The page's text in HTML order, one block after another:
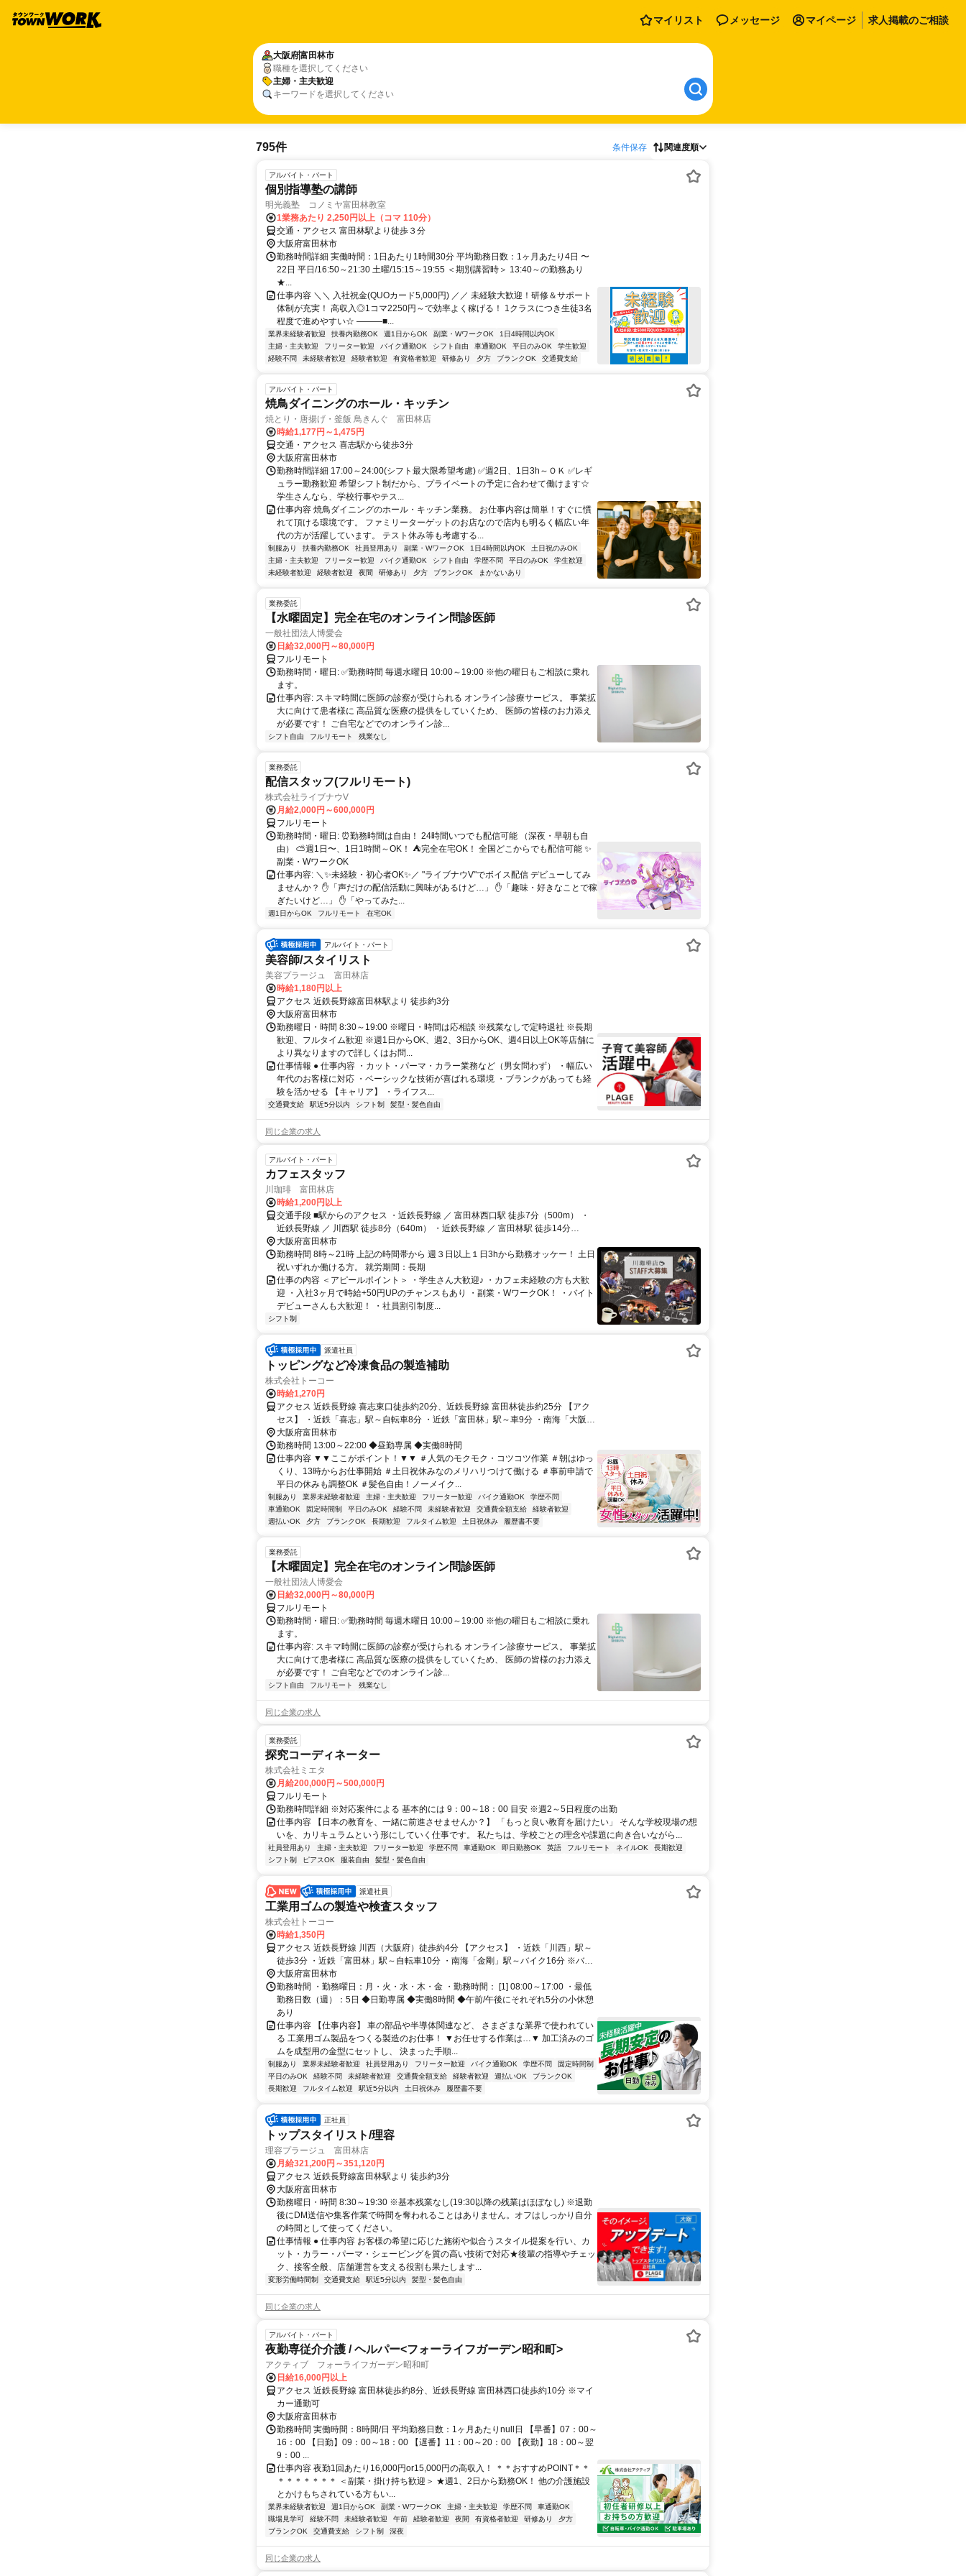
マイリスト メッセージ マイページ 求人掲載のご相談
大阪府富田林市
職種を選択してください
主婦・主夫歓迎
キーワードを選択してください
795件 条件保存 関連度順
アルバイト・パート
個別指導塾の講師
明光義塾 コノミヤ富田林教室
1業務あたり 2,250円以上（コマ 110分）
交通・アクセス 富田林駅より徒歩３分
大阪府富田林市
勤務時間詳細 実働時間：1日あたり1時間30分 平均勤務日数：1ヶ月あたり4日 〜
22日 平日/16:50～21:30 土曜/15:15～19:55 ＜期別講習時＞ 13:40～の勤務あり
★...
仕事内容 ＼＼ 入社祝金(QUOカード5,000円) ／／ 未経験大歓迎！研修＆サポート
体制が充実！ 高収入◎1コマ2250円～で効率よく稼げる！ 1クラスにつき生徒3名
程度で進めやすい☆ ―――■...
業界未経験者歓迎 扶養内勤務OK 週1日からOK 副業・WワークOK
1日4時間以内OK
主婦・主夫歓迎
フリーター歓迎 バイク通勤OK シフト自由 車通勤OK 平日のみOK
学生歓迎
経験不問
未経験者歓迎 経験者歓迎 有資格者歓迎 研修あり 夕方 ブランクOK 交通費支給
アルバイト・パート
焼鳥ダイニングのホール・キッチン
焼とり・唐揚げ・釜飯 鳥きんぐ 富田林店
時給1,177円～1,475円
交通・アクセス 喜志駅から徒歩3分
大阪府富田林市
勤務時間詳細 17:00～24:00(シフト最大限希望考慮) ✅週2日、1日3h～ＯＫ ✅レギ
ュラー勤務歓迎 希望シフト制だから、プライベートの予定に合わせて働けます☆
学生さんなら、学校行事やテス...
仕事内容 焼鳥ダイニングのホール・キッチン業務。 お仕事内容は簡単！すぐに慣
れて頂ける環境です。 ファミリーターゲットのお店なので店内も明るく幅広い年
代の方が活躍しています。 テスト休み等も考慮する...
制服あり 扶養内勤務OK 社員登用あり 副業・WワークOK 1日4時間以内OK
土日祝のみOK
主婦・主夫歓迎
フリーター歓迎 バイク通勤OK シフト自由 学歴不問 平日のみOK
学生歓迎
未経験者歓迎
経験者歓迎 夜間 研修あり 夕方 ブランクOK まかないあり
業務委託
【水曜固定】完全在宅のオンライン問診医師
一般社団法人博愛会
日給32,000円～80,000円
フルリモート
勤務時間・曜日: ✅勤務時間 毎週水曜日 10:00～19:00 ※他の曜日もご相談に乗れ
ます。
仕事内容: スキマ時間に医師の診察が受けられる オンライン診療サービス。 事業拡
大に向けて患者様に 高品質な医療の提供をしていくため、 医師の皆様のお力添え
が必要です！ ご自宅などでのオンライン診...
シフト自由 フルリモート 残業なし
業務委託
配信スタッフ(フルリモート)
株式会社ライブナウV
月給2,000円～600,000円
フルリモート
勤務時間・曜日: ⏰勤務時間は自由！ 24時間いつでも配信可能 （深夜・早朝も自
由） ⛅週1日〜、1日1時間～OK！ ⛺完全在宅OK！ 全国どこからでも配信可能 ✨
副業・WワークOK
仕事内容: ＼✨未経験・初心者OK✨／ "ライブナウV"でボイス配信 デビューしてみ
ませんか？ ✋「声だけの配信活動に興味があるけど…」 ✋「趣味・好きなことで稼
ぎたいけど…」 ✋「やってみた...
週1日からOK フルリモート 在宅OK
アルバイト・パート
美容師/スタイリスト
美容プラージュ 富田林店
時給1,180円以上
アクセス 近鉄長野線富田林駅より 徒歩約3分
大阪府富田林市
勤務曜日・時間 8:30～19:00 ※曜日・時間は応相談 ※残業なしで定時退社 ※長期
歓迎、フルタイム歓迎 ※週1日からOK、週2、3日からOK、週4日以上OK等店舗に
より異なりますので詳しくはお問...
仕事情報 ● 仕事内容 ・カット・パーマ・カラー業務など（男女問わず） ・幅広い
年代のお客様に対応 ・ベーシックな技術が喜ばれる環境 ・ブランクがあっても経
験を活かせる 【キャリア】 ・ライフス...
交通費支給 駅近5分以内 シフト制 髪型・髪色自由
同じ企業の求人
アルバイト・パート
カフェスタッフ
川珈琲 富田林店
時給1,200円以上
交通手段 ■駅からのアクセス ・近鉄長野線 ／ 富田林西口駅 徒歩7分（500m） ・
近鉄長野線 ／ 川西駅 徒歩8分（640m） ・近鉄長野線 ／ 富田林駅 徒歩14分
（1.1km） ■バス停からのアクセス ・富田林市バス レインボーバス 甲田一丁目 徒
歩1分（59m） ・金剛自動車 循環線 甲田 徒歩1分（76m） ・富田林市バス レイン
ボーバス 川西駅筋 徒歩6分（440m） ・金剛自動車 循環線 川西 徒歩7分（490m）
大阪府富田林市
勤務時間 8時～21時 上記の時間帯から 週３日以上１日3hから勤務オッケー！ 土日
祝いずれか働ける方。 就労期間：長期
仕事の内容 ＜アピールポイント＞ ・学生さん大歓迎♪ ・カフェ未経験の方も大歓
迎 ・入社3ヶ月で時給+50円UPのチャンスもあり ・副業・WワークOK！ ・バイト
デビューさんも大歓迎！ ・社員割引制度...
シフト制
派遣社員
トッピングなど冷凍食品の製造補助
株式会社トーコー
時給1,270円
アクセス 近鉄長野線 喜志東口徒歩約20分、近鉄長野線 富田林徒歩約25分 【アク
セス】 ・近鉄「喜志」駅～自転車8分 ・近鉄「富田林」駅～車9分 ・南海「大阪狭
山市」駅～車20分 ★マイカー＆バイク通勤OKで遠方からも通いやすい！ 公共交通
機関を利用する方にも、交通費は全額支給！
大阪府富田林市
勤務時間 13:00～22:00 ◆昼勤専属 ◆実働8時間
仕事内容 ▼▼ここがポイント！▼▼ ＃人気のモクモク・コツコツ作業 ＃朝はゆっ
くり、13時からお仕事開始 ＃土日祝休みなのメリハリつけて働ける ＃事前申請で
平日の休みも調整OK ＃髪色自由！ノーメイク...
制服あり 業界未経験者歓迎 主婦・主夫歓迎 フリーター歓迎 バイク通勤OK
学歴不問
車通勤OK
固定時間制 平日のみOK 経験不問 未経験者歓迎 交通費全額支給
経験者歓迎
週払いOK
夕方 ブランクOK 長期歓迎 フルタイム歓迎 土日祝休み 履歴書不要
業務委託
【木曜固定】完全在宅のオンライン問診医師
一般社団法人博愛会
日給32,000円～80,000円
フルリモート
勤務時間・曜日: ✅勤務時間 毎週木曜日 10:00～19:00 ※他の曜日もご相談に乗れ
ます。
仕事内容: スキマ時間に医師の診察が受けられる オンライン診療サービス。 事業拡
大に向けて患者様に 高品質な医療の提供をしていくため、 医師の皆様のお力添え
が必要です！ ご自宅などでのオンライン診...
シフト自由 フルリモート 残業なし
同じ企業の求人
業務委託
探究コーディネーター
株式会社ミエタ
月給200,000円～500,000円
フルリモート
勤務時間詳細 ※対応案件による 基本的には 9：00～18：00 目安 ※週2～5日程度の出勤
仕事内容 【日本の教育を、一緒に前進させませんか？】 「もっと良い教育を届けたい」 そんな学校現場の想
いを、カリキュラムという形にしていく仕事です。 私たちは、学校ごとの理念や課題に向き合いながら...
社員登用あり 主婦・主夫歓迎 フリーター歓迎 学歴不問 車通勤OK 即日勤務OK 英語 フルリモート ネイルOK
長期歓迎
シフト制
ピアスOK 服装自由 髪型・髪色自由
派遣社員
工業用ゴムの製造や検査スタッフ
株式会社トーコー
時給1,350円
アクセス 近鉄長野線 川西（大阪府）徒歩約4分 【アクセス】 ・近鉄「川西」駅～
徒歩3分 ・近鉄「富田林」駅～自転車10分 ・南海「金剛」駅～バイク16分 ※バイ
ク、自転車通勤OK
大阪府富田林市
勤務時間 ・勤務曜日：月・火・水・木・金 ・勤務時間： [1] 08:00～17:00 ・最低
勤務日数（週）：5日 ◆日勤専属 ◆実働8時間 ◆午前/午後にそれぞれ5分の小休憩
あり
仕事内容 【仕事内容】 車の部品や半導体関連など、 さまざまな業界で使われてい
る 工業用ゴム製品をつくる製造のお仕事！ ▼お任せする作業は…▼ 加工済みのゴ
ムを成型用の金型にセットし、 決まった手順...
制服あり 業界未経験者歓迎 社員登用あり フリーター歓迎 バイク通勤OK 学歴不問
固定時間制
平日のみOK
経験不問 未経験者歓迎 交通費全額支給 経験者歓迎 週払いOK
ブランクOK
長期歓迎
フルタイム歓迎 駅近5分以内 土日祝休み 履歴書不要
正社員
トップスタイリスト/理容
理容プラージュ 富田林店
月給321,200円～351,120円
アクセス 近鉄長野線富田林駅より 徒歩約3分
大阪府富田林市
勤務曜日・時間 8:30～19:30 ※基本残業なし(19:30以降の残業はほぼなし) ※退勤
後にDM送信や集客作業で時間を奪われることはありません。オフはしっかり自分
の時間として使ってください。
仕事情報 ● 仕事内容 お客様の希望に応じた施術や似合うスタイル提案を行い、カ
ット・カラー・パーマ・シェービングを質の高い技術で対応★後輩の指導やチェッ
ク、接客全般、店舗運営を支える役割も果たします...
変形労働時間制 交通費支給 駅近5分以内 髪型・髪色自由
同じ企業の求人
アルバイト・パート
夜勤専従介介護 / ヘルパー<フォーライフガーデン昭和町>
アクティブ フォーライフガーデン昭和町
日給16,000円以上
アクセス 近鉄長野線 富田林徒歩約8分、近鉄長野線 富田林西口徒歩約10分 ※マイ
カー通勤可
大阪府富田林市
勤務時間 実働時間：8時間/日 平均勤務日数：1ヶ月あたりnull日 【早番】07：00～
16：00 【日勤】09：00～18：00 【遅番】11：00～20：00 【夜勤】18：00～翌
9：00 ...
仕事内容 夜勤1回あたり16,000円or15,000円の高収入！ ＊＊おすすめPOINT＊＊
＊＊＊＊＊＊＊ ＜副業・掛け持ち歓迎＞ ★週1、2日から勤務OK！ 他の介護施設
とかけもちされている方もい...
業界未経験者歓迎 週1日からOK 副業・WワークOK 主婦・主夫歓迎 学歴不問
車通勤OK
職場見学可
経験不問 未経験者歓迎 午前 経験者歓迎 夜間 有資格者歓迎 研修あり
夕方
ブランクOK
交通費支給 シフト制 深夜
同じ企業の求人